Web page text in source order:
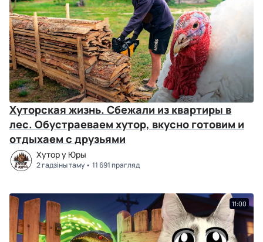
Хуторская жизнь. Сбежали из квартиры в
лес. Обустраеваем хутор, вкусно готовим и
отдыхаем с друзьями
Хутор у Юры
2 гадзіны таму 11 691 прагляд
11:00